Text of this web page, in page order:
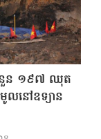
នួន ១៩៧ ឈុត
លនៅឧទ្យាន